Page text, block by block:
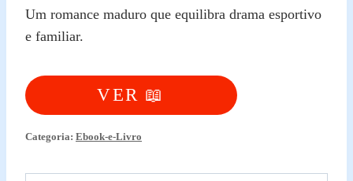
Um romance maduro que equilibra drama esportivo
e familiar.
VER 📖
Categoria: Ebook-e-Livro